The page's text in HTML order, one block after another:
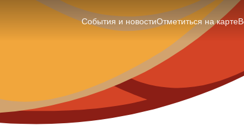
События и новостиОтметиться на карте